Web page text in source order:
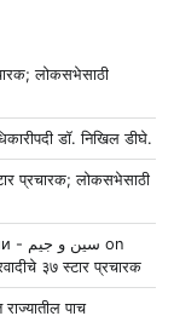
लोकसभेसाठी
डॉ. निखिल डीघे.
प्रचारक; लोकसभेसाठी
Интересный текст с обширными сведениями - سين و جيم on
३७ स्टार प्रचारक
पाच